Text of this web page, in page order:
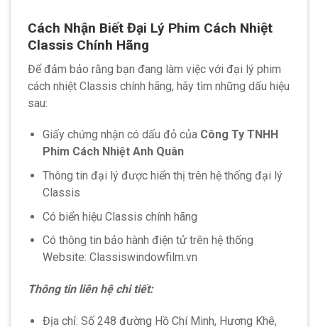
Cách Nhận Biết Đại Lý Phim Cách Nhiệt
Classis Chính Hãng
Để đảm bảo rằng bạn đang làm việc với đại lý phim
cách nhiệt Classis chính hãng, hãy tìm những dấu hiệu
sau:
Giấy chứng nhận có dấu đỏ của Công Ty TNHH
Phim Cách Nhiệt Anh Quân
Thông tin đại lý được hiển thị trên hệ thống đại lý
Classis
Có biển hiệu Classis chính hãng
Có thông tin bảo hành điện tử trên hệ thống
Website: Classiswindowfilm.vn
Thông tin liên hệ chi tiết:
Địa chỉ: Số 248 đường Hồ Chí Minh, Hương Khê,